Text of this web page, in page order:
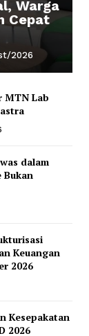
Warga
Cepat
2026
MTN Lab
dalam
Bukan
Keuangan
2026
Kesepakatan
2026